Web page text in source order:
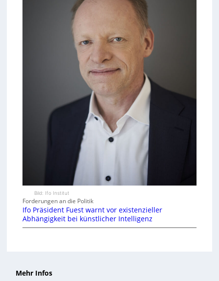
Bild: Ifo Institut
Forderungen an die Politik
Ifo Präsident Fuest warnt vor existenzieller
Abhängigkeit bei künstlicher Intelligenz
Mehr Infos